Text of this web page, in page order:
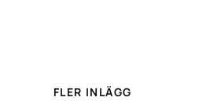
FLER INLÄGG